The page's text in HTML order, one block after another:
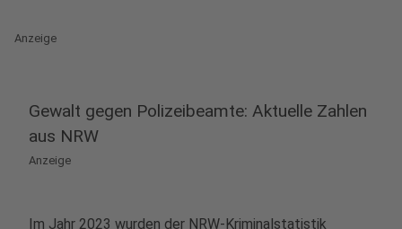
Anzeige
Gewalt gegen Polizeibeamte: Aktuelle Zahlen
aus NRW
Anzeige
Im Jahr 2023 wurden der NRW-Kriminalstatistik